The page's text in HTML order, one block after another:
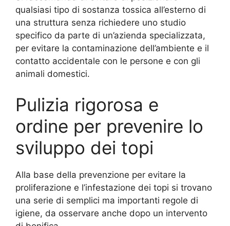
qualsiasi tipo di sostanza tossica all’esterno di
una struttura senza richiedere uno studio
specifico da parte di un’azienda specializzata,
per evitare la contaminazione dell’ambiente e il
contatto accidentale con le persone e con gli
animali domestici.
Pulizia rigorosa e
ordine per prevenire lo
sviluppo dei topi
Alla base della prevenzione per evitare la
proliferazione e l’infestazione dei topi si trovano
una serie di semplici ma importanti regole di
igiene, da osservare anche dopo un intervento